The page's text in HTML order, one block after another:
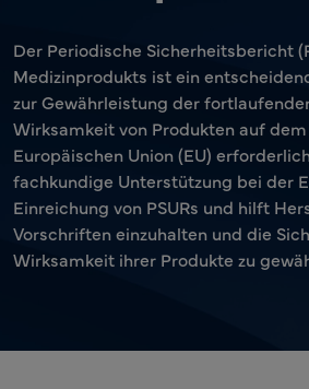
Der Periodische Sicherheitsbericht
Medizinprodukts ist ein
zur Gewährleistung der
Wirksamkeit von Produkten auf
Europäischen Union (EU)
fachkundige Unterstützung bei der
Einreichung von PSURs und hilft
Vorschriften einzuhalten und die
Wirksamkeit ihrer Produkte zu